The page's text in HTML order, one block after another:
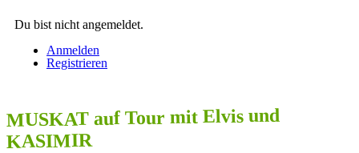
Du bist nicht angemeldet.
Anmelden
Registrieren
MUSKAT auf Tour mit Elvis und
KASIMIR